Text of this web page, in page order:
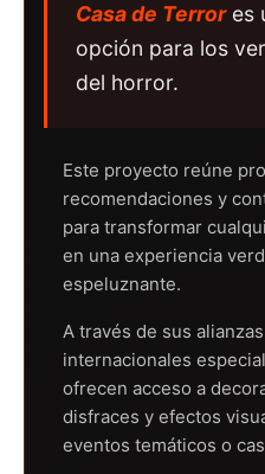
Casa de Terrores
opción para los
del horror.
Este proyecto reúne
recomendaciones y
para transformar
en una experiencia
espeluznante.
A través de sus
internacionales
ofrecen acceso a
disfraces y efectos
eventos temáticos o